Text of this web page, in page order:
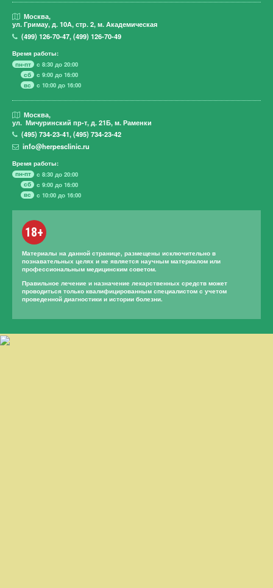
Москва,
ул. Гримау,д. 10А, стр. 2, м. Академическая
(499)126-70-47,(499)126-70-49
Время работы:
пн-пт
с 8:30 до 20:00
сб
с 9:00 до 16:00
вс
с 10:00 до 16:00
Москва,
ул. Мичуринский пр-т, д. 21Б, м. Раменки
(495)734-23-41,(495)734-23-42
info@herpesclinic.ru
Время работы:
пн-пт
с 8:30 до 20:00
сб
с 9:00 до 16:00
вс
с 10:00 до 16:00
18+
Материалы на данной странице, размещены исключительно в
познавательных целях и не является научным материалом или
профессиональным медицинским советом.
Правильное лечение и назначение лекарственных средств может
проводиться только квалифицированным специалистом с учетом
проведенной диагностики и истории болезни.